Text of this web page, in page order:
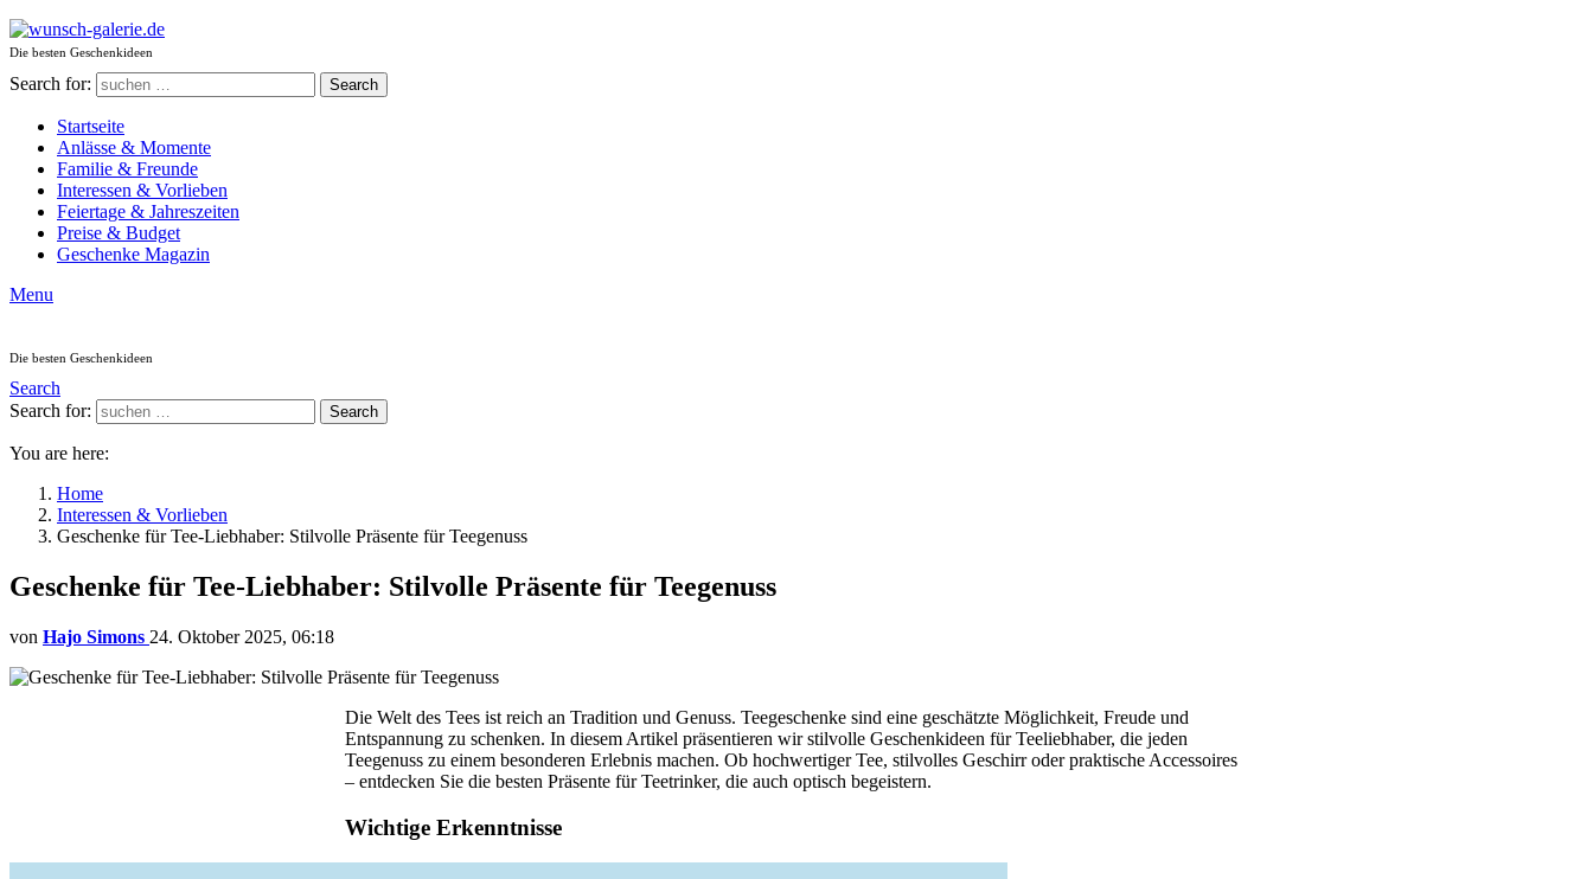
Die besten Geschenkideen
Search for: Search
Startseite
Anlässe & Momente
Familie & Freunde
Interessen & Vorlieben
Feiertage & Jahreszeiten
Preise & Budget
Geschenke Magazin
Menu
Die besten Geschenkideen
Search
Search for:
Search
You are here:
Home
Interessen & Vorlieben
Geschenke für Tee-Liebhaber: Stilvolle Präsente für Teegenuss
Geschenke für Tee-Liebhaber: Stilvolle Präsente für Teegenuss
von Hajo Simons 24. Oktober 2025, 06:18
Die Welt des Tees ist reich an Tradition und Genuss. Teegeschenke sind eine geschätzte Möglichkeit, Freude und
Entspannung zu schenken. In diesem Artikel präsentieren wir stilvolle Geschenkideen für Teeliebhaber, die jeden
Teegenuss zu einem besonderen Erlebnis machen. Ob hochwertiger Tee, stilvolles Geschirr oder praktische Accessoires
– entdecken Sie die besten Präsente für Teetrinker, die auch optisch begeistern.
Wichtige Erkenntnisse